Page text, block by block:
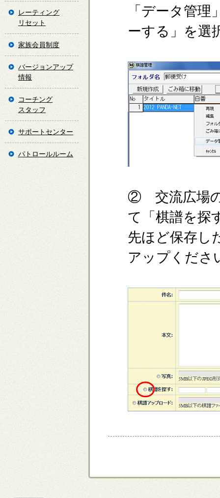
「データ管
ーする」を選
② 交流広場の
て「棋譜を探
先ほど保存し
アップくださ
レーティング
リセット
家族会員制度
バージョンアップ
情報
コーチング
スタッフ
サポートセンター
パトロールルーム